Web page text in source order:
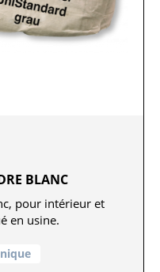
BLANC
pour intérieur et
en usine.